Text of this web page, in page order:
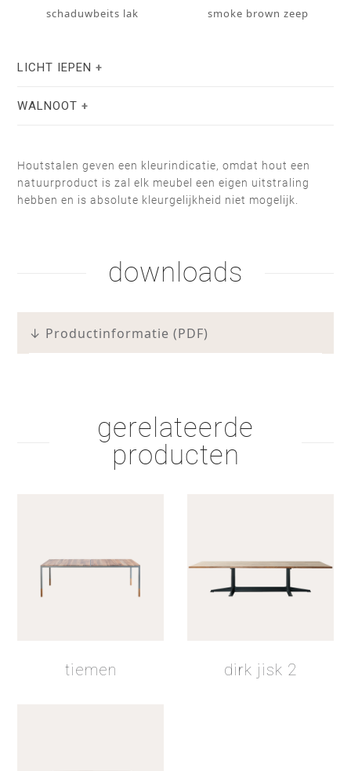
schaduwbeits lak smoke brown zeep
LICHT IEPEN
hardwax bruine olie
WALNOOT
olie naturel olie wit
hardwax beits lak 2
Houtstalen geven een kleurindicatie, omdat hout een
natuurproduct is zal elk meubel een eigen uitstraling
hebben en is absolute kleurgelijkheid niet mogelijk.
downloads
↓ Productinformatie (PDF)
gerelateerde
producten
tiemen dirk jisk 2